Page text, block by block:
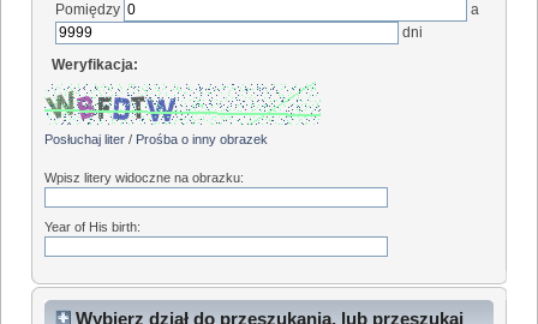
Pomiędzy
a
dni
Weryfikacja:
Posłuchaj liter / Prośba o inny obrazek
Wpisz litery widoczne na obrazku:
Year of His birth:
Wybierz dział do przeszukania, lub przeszukaj